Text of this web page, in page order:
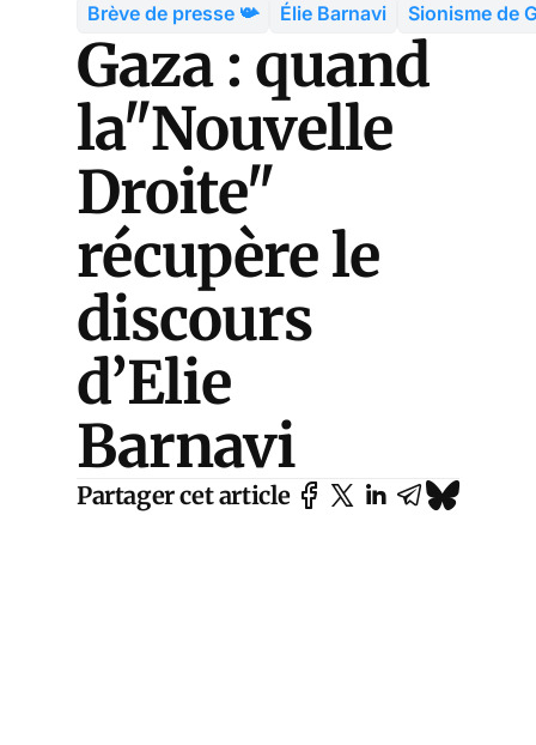
Brève de presse 📯 Élie Barnavi Sionisme de
Gaza : quand
la"Nouvelle
Droite"
récupère le
discours
d’Elie
Barnavi
Partager cet article